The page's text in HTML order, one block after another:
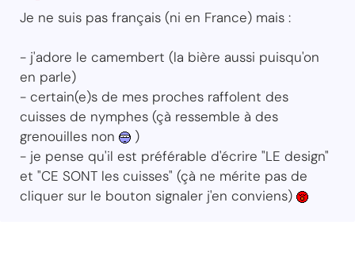
Je ne suis pas français (ni en France) mais :
- j'adore le camembert (la bière aussi puisqu'on
en parle)
- certain(e)s de mes proches raffolent des
cuisses de nymphes (çà ressemble à des
grenouilles non
)
- je pense qu'il est préférable d'écrire "LE design"
et "CE SONT les cuisses" (çà ne mérite pas de
cliquer sur le bouton signaler j'en conviens)